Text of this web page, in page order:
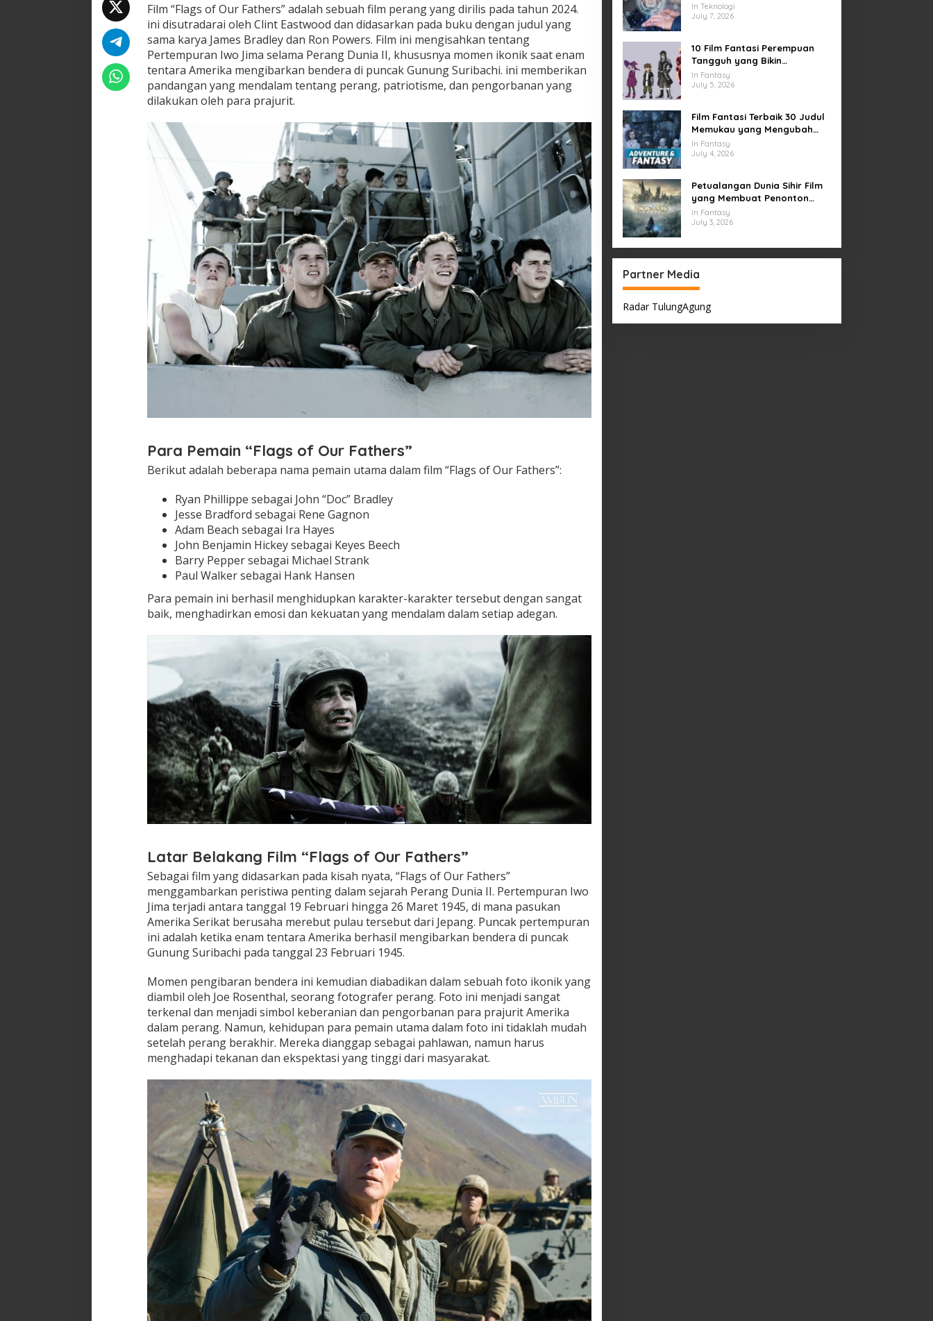
Film “Flags of Our Fathers” adalah sebuah film perang yang dirilis pada tahun 2024.
ini disutradarai oleh Clint Eastwood dan didasarkan pada buku dengan judul yang
sama karya James Bradley dan Ron Powers. Film ini mengisahkan tentang
Pertempuran Iwo Jima selama Perang Dunia II, khususnya momen ikonik saat enam
tentara Amerika mengibarkan bendera di puncak Gunung Suribachi. ini memberikan
pandangan yang mendalam tentang perang, patriotisme, dan pengorbanan yang
dilakukan oleh para prajurit.
Para Pemain “Flags of Our Fathers”
Berikut adalah beberapa nama pemain utama dalam film “Flags of Our Fathers”:
Ryan Phillippe sebagai John “Doc” Bradley
Jesse Bradford sebagai Rene Gagnon
Adam Beach sebagai Ira Hayes
John Benjamin Hickey sebagai Keyes Beech
Barry Pepper sebagai Michael Strank
Paul Walker sebagai Hank Hansen
Para pemain ini berhasil menghidupkan karakter-karakter tersebut dengan sangat
baik, menghadirkan emosi dan kekuatan yang mendalam dalam setiap adegan.
Latar Belakang Film “Flags of Our Fathers”
Sebagai film yang didasarkan pada kisah nyata, “Flags of Our Fathers”
menggambarkan peristiwa penting dalam sejarah Perang Dunia II. Pertempuran Iwo
Jima terjadi antara tanggal 19 Februari hingga 26 Maret 1945, di mana pasukan
Amerika Serikat berusaha merebut pulau tersebut dari Jepang. Puncak pertempuran
ini adalah ketika enam tentara Amerika berhasil mengibarkan bendera di puncak
Gunung Suribachi pada tanggal 23 Februari 1945.
Momen pengibaran bendera ini kemudian diabadikan dalam sebuah foto ikonik yang
diambil oleh Joe Rosenthal, seorang fotografer perang. Foto ini menjadi sangat
terkenal dan menjadi simbol keberanian dan pengorbanan para prajurit Amerika
dalam perang. Namun, kehidupan para pemain utama dalam foto ini tidaklah mudah
setelah perang berakhir. Mereka dianggap sebagai pahlawan, namun harus
menghadapi tekanan dan ekspektasi yang tinggi dari masyarakat.
In Teknologi
July 7, 2026
10 Film Fantasi Perempuan
Tangguh yang Bikin
Terinspirasi, Termasuk Damsel
In Fantasy
July 5, 2026
Film Fantasi Terbaik 30 Judul
Memukau yang Mengubah
Imajinasi
In Fantasy
July 4, 2026
Petualangan Dunia Sihir Film
yang Membuat Penonton
Terpukau Selamanya
In Fantasy
July 3, 2026
Partner Media
Radar TulungAgung